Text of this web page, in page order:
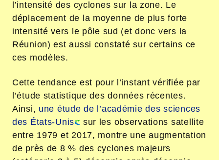
l’intensité des cyclones sur la zone. Le
déplacement de la moyenne de plus forte
intensité vers le pôle sud (et donc vers la
Réunion) est aussi constaté sur certains ce
ces modèles.
Cette tendance est pour l’instant vérifiée par
l’étude statistique des données récentes.
Ainsi, une étude de l’académie des sciences
des États-Unis
sur les observations satellite
entre 1979 et 2017, montre une augmentation
de près de 8 % des cyclones majeurs